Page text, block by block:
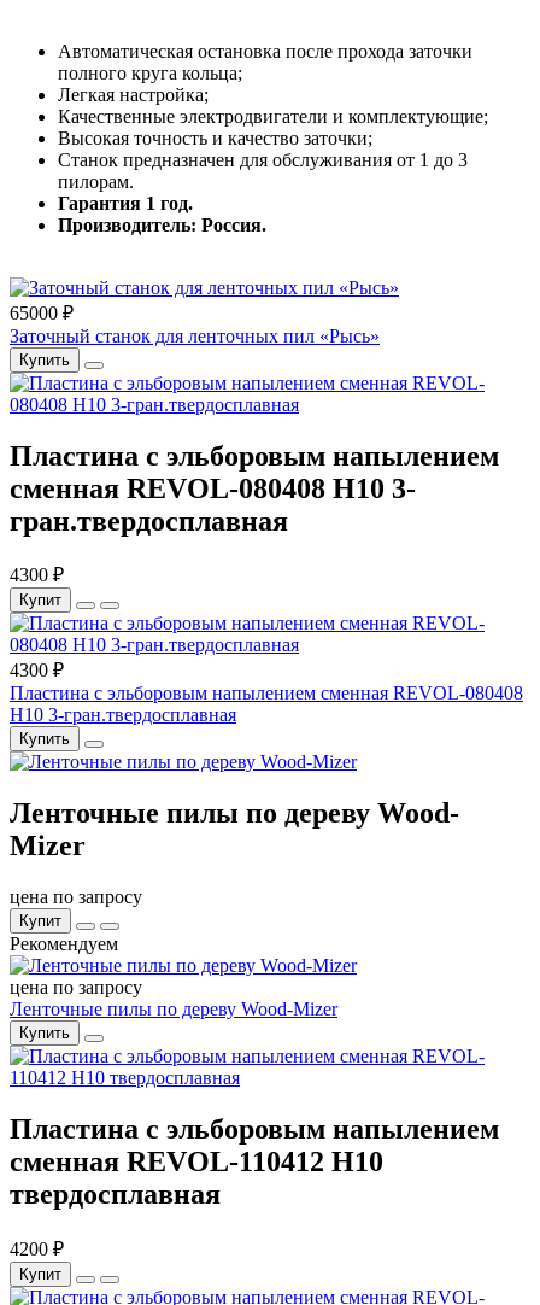
Автоматическая остановка после прохода заточки
полного круга кольца;
Легкая настройка;
Качественные электродвигатели и комплектующие;
Высокая точность и качество заточки;
Станок предназначен для обслуживания от 1 до 3
пилорам.
Гарантия 1 год.
Производитель: Россия.
65000 ₽
Заточный станок для ленточных пил «Рысь»
Купить
Пластина с эльборовым напылением
сменная REVOL-080408 Н10 3-
гран.твердосплавная
4300 ₽
Купит
4300 ₽
Пластина с эльборовым напылением сменная REVOL-080408
Н10 3-гран.твердосплавная
Купить
Ленточные пилы по дереву Wood-
Mizer
цена по запросу
Купит
Рекомендуем
цена по запросу
Ленточные пилы по дереву Wood-Mizer
Купить
Пластина с эльборовым напылением
сменная REVOL-110412 Н10
твердосплавная
4200 ₽
Купит